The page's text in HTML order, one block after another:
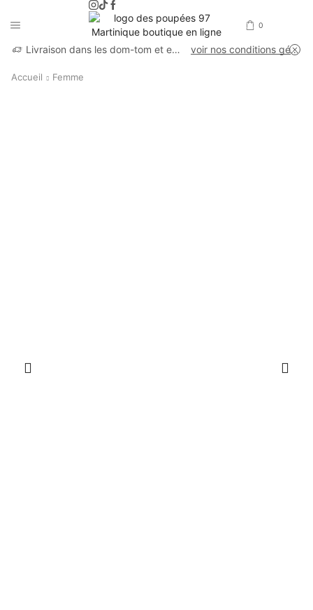
0
Livraison dans les dom-tom et en France métropolitaine voir nos conditions générales de vente
Accueil Femme